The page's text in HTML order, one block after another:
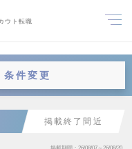
ウト転職
条件変更
掲載終了間近